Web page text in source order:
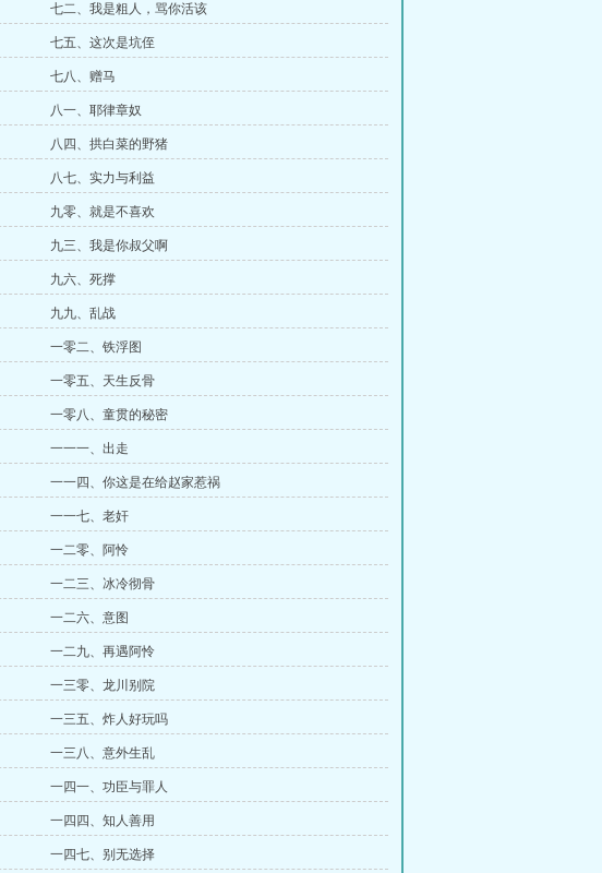
七二、我是粗人，骂你活该
七五、这次是坑侄
七八、赠马
八一、耶律章奴
八四、拱白菜的野猪
八七、实力与利益
九零、就是不喜欢
九三、我是你叔父啊
九六、死撑
九九、乱战
一零二、铁浮图
一零五、天生反骨
一零八、童贯的秘密
一一一、出走
一一四、你这是在给赵家惹祸
一一七、老奸
一二零、阿怜
一二三、冰冷彻骨
一二六、意图
一二九、再遇阿怜
一三零、龙川别院
一三五、炸人好玩吗
一三八、意外生乱
一四一、功臣与罪人
一四四、知人善用
一四七、别无选择